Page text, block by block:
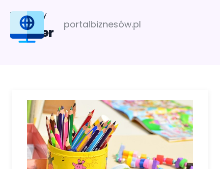
portalbiznesów.pl
Profil firmy
Palmer